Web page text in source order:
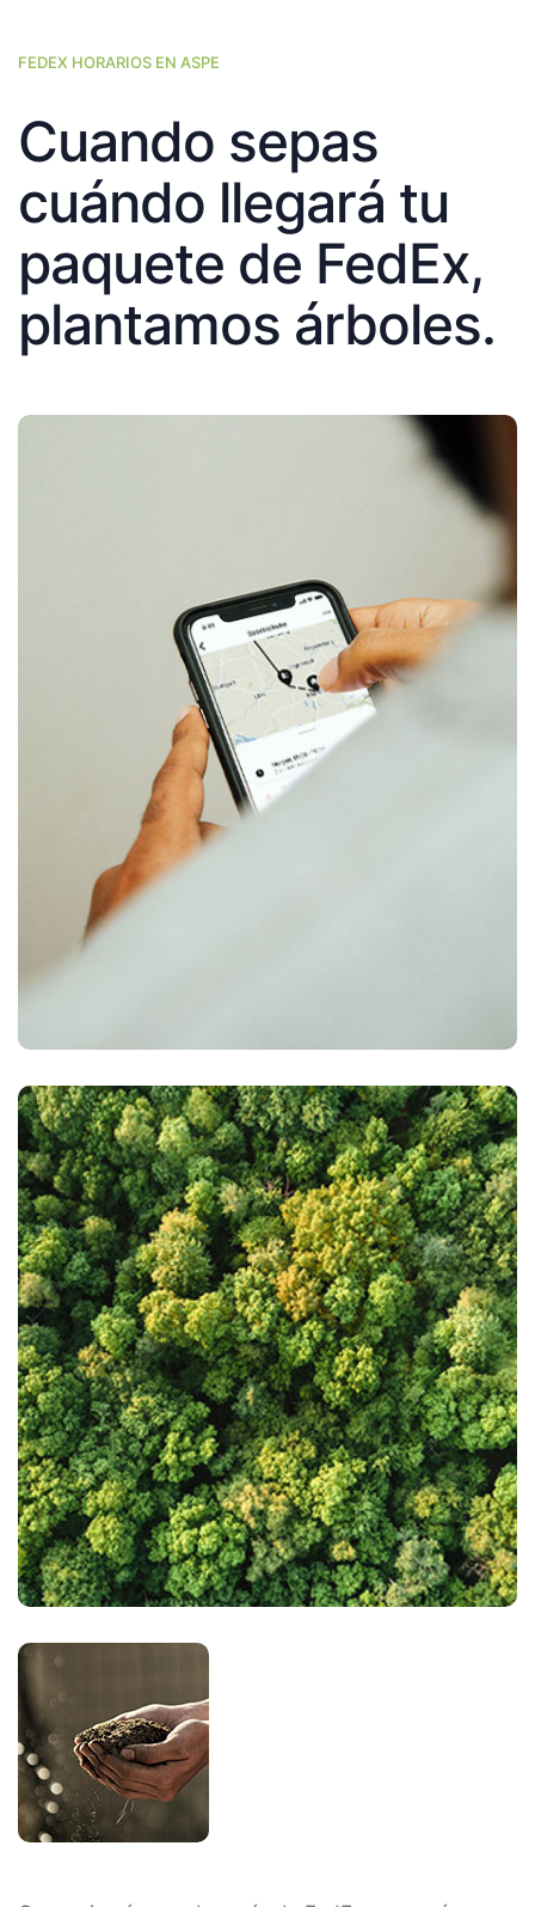
FEDEX HORARIOS EN ASPE
Cuando sepas
cuándo llegará tu
paquete de FedEx,
plantamos árboles.